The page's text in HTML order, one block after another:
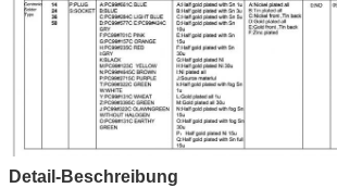
Detail-Beschreibung